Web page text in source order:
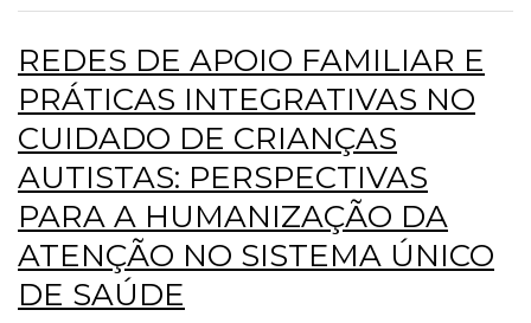
REDES DE APOIO FAMILIAR E
PRÁTICAS INTEGRATIVAS NO
CUIDADO DE CRIANÇAS
AUTISTAS: PERSPECTIVAS
PARA A HUMANIZAÇÃO DA
ATENÇÃO NO SISTEMA ÚNICO
DE SAÚDE